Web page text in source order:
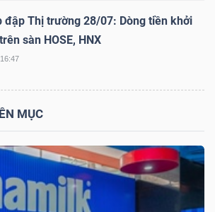
đập Thị trường 28/07: Dòng tiền khởi
sàn HOSE, HNX
MỤC